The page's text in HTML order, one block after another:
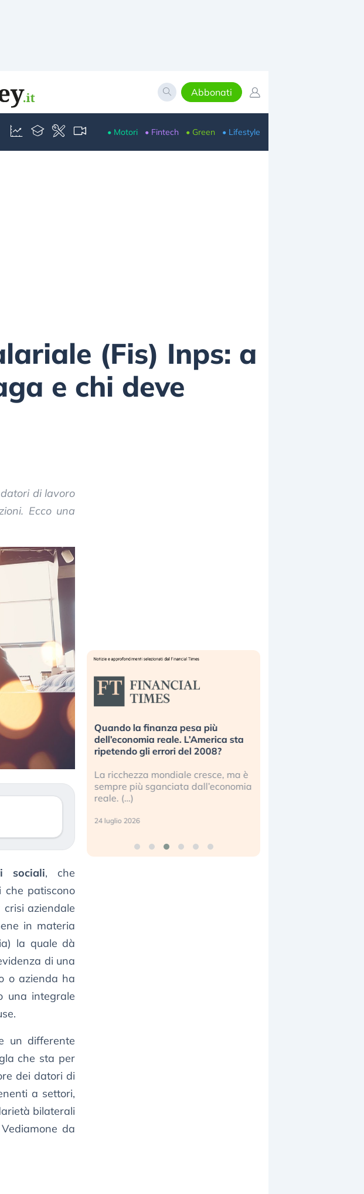
Abbonati
• Motori • Fintech • Green • Lifestyle
(Fis) Inps: a
e chi deve
di lavoro
Ecco una
sociali, che
patiscono
crisi aziendale
in materia
la quale dà
di una
o azienda ha
una integrale
un differente
che sta per
dei datori di
a settori,
bilaterali
da
Investitori
lo scoppio
retail (…)
Quando la finanza pesa più
dell’economia reale. L’America sta
ripetendo gli errori del 2008?
La ricchezza mondiale cresce, ma è
sempre più sganciata dall’economia
reale. (…)
24 luglio 2026